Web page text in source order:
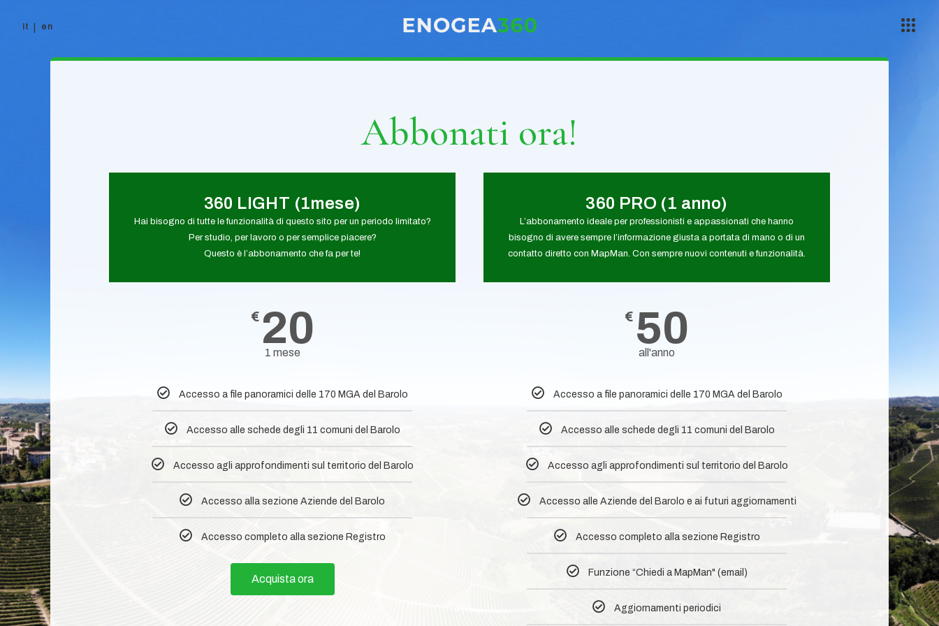
Vai al contenuto
it en
Abbonati ora!
360 LIGHT (1mese)
Hai bisogno di tutte le funzionalità di questo sito per un periodo limitato?
Per studio, per lavoro o per semplice piacere?
Questo è l’abbonamento che fa per te!
€ 20
1 mese
Accesso a file panoramici delle 170 MGA del Barolo
Accesso alle schede degli 11 comuni del Barolo​
Accesso agli approfondimenti sul territorio del Barolo
Accesso alla sezione Aziende del Barolo
Accesso completo alla sezione Registro
Acquista ora
360 PRO (1 anno)
L’abbonamento ideale per professionisti e appassionati che hanno
bisogno di avere sempre l’informazione giusta a portata di mano o di un
contatto diretto con MapMan. Con sempre nuovi contenuti e funzionalità.
€ 50
all'anno
Accesso a file panoramici delle 170 MGA del Barolo
Accesso alle schede degli 11 comuni del Barolo​
Accesso agli approfondimenti sul territorio del Barolo
Accesso alle Aziende del Barolo e ai futuri aggiornamenti
Accesso completo alla sezione Registro​
Funzione “Chiedi a MapMan" (email)
Aggiornamenti periodici